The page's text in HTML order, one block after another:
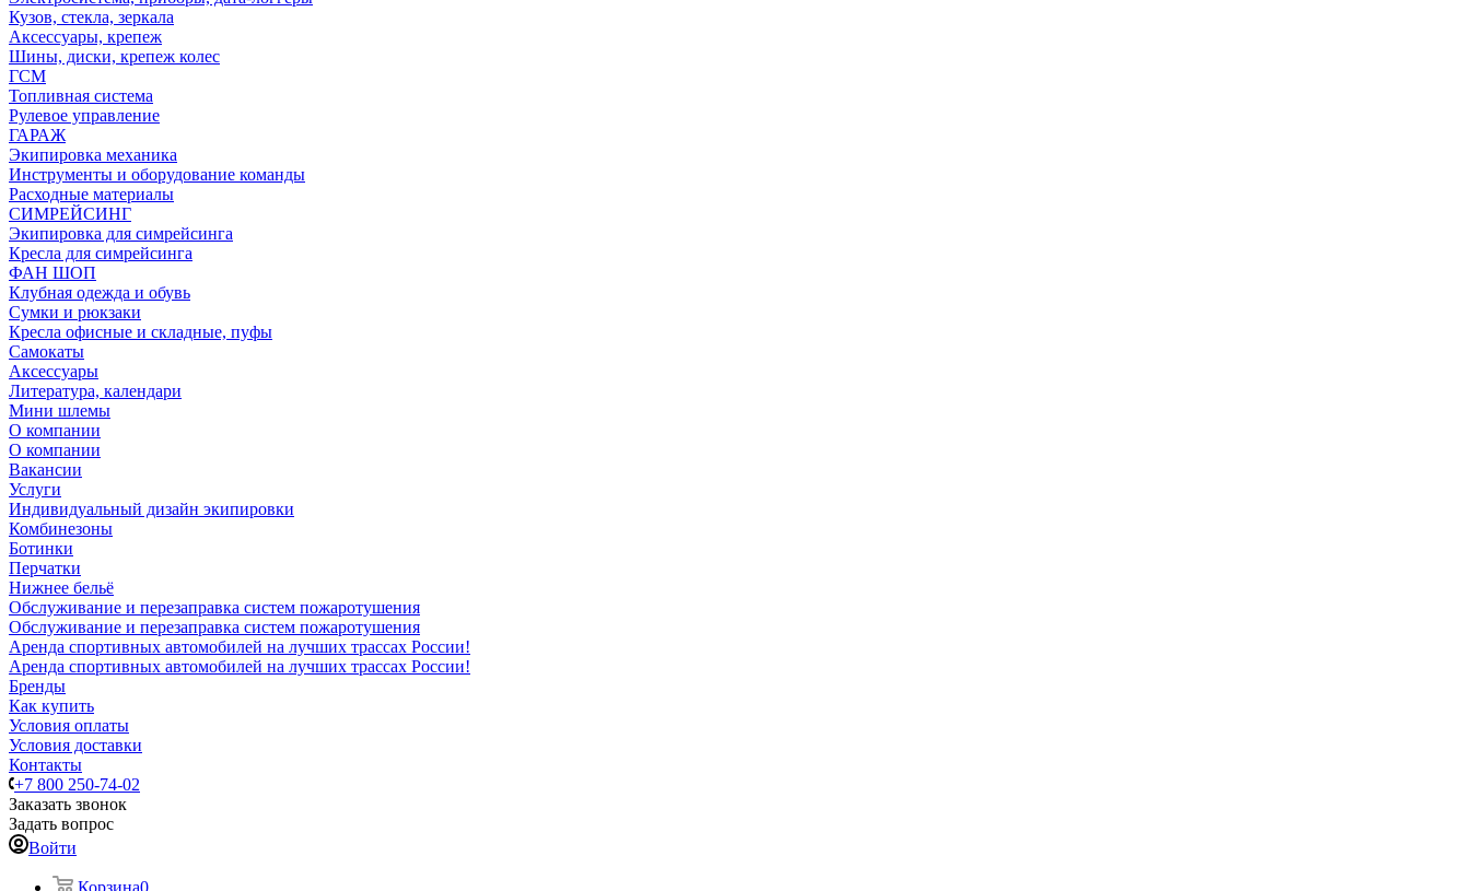
Кузов, стекла, зеркала
Аксессуары, крепеж
Шины, диски, крепеж колес
ГСМ
Топливная система
Рулевое управление
ГАРАЖ
Экипировка механика
Инструменты и оборудование команды
Расходные материалы
СИМРЕЙСИНГ
Экипировка для симрейсинга
Кресла для симрейсинга
ФАН ШОП
Клубная одежда и обувь
Сумки и рюкзаки
Кресла офисные и складные, пуфы
Самокаты
Аксессуары
Литература, календари
Мини шлемы
О компании
О компании
Вакансии
Услуги
Индивидуальный дизайн экипировки
Комбинезоны
Ботинки
Перчатки
Нижнее бельё
Обслуживание и перезаправка систем пожаротушения
Обслуживание и перезаправка систем пожаротушения
Аренда спортивных автомобилей на лучших трассах России!
Аренда спортивных автомобилей на лучших трассах России!
Бренды
Как купить
Условия оплаты
Условия доставки
Контакты
+7 800 250-74-02
Заказать звонок
Задать вопрос
Войти
Корзина0